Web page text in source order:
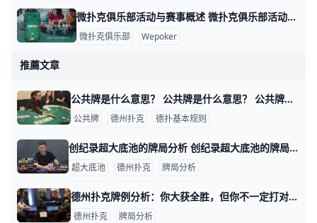
微扑克俱乐部活动与赛事概述 微扑克俱乐部活动与赛事概述 微扑克俱乐部（Wepoker）是一个专注于扑克游戏的在线平台，致力于为会员提供丰富多样的活动和赛事。这些活动不仅包
微扑克俱乐部 Wepoker
推薦文章
公共牌是什么意思？ 公共牌是什么意思？ 公共牌简单的说就是所有玩家一起都可以共用的牌（一共5张公共牌）。 根据德州扑克的游戏规则，每个玩家首先会发到其他人不能看见，
公共牌 德州扑克 德扑基本规则
创纪录超大底池的牌局分析 创纪录超大底池的牌局分析 这个底池接近43万9千美元，而且不是平分底池——只有一个牌手拿到了这个价值两辆兰博基尼的底池，创造了Live at the Bi
超大底池 德州扑克 牌局分析
德州扑克牌例分析：你大获全胜，但你不一定打对了 德州扑克牌例分析：你大获全胜，但你不一定打对了 牌例： 前位有两个limp的，你在CO位，手牌 Ah As ，你下注8BB，BTN 加注到20 BB，后面的都
德州扑克 牌局分析